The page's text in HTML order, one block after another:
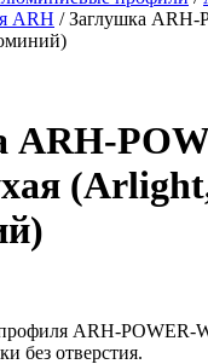
ARH / Заглушка ARH-
ARH-
ARH-POWER-
без отверстия.